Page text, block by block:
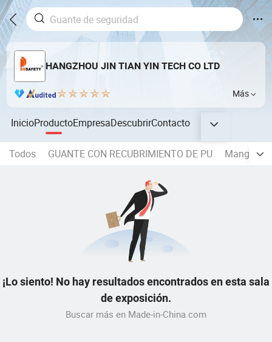
HANGZHOU JIN TIAN YIN TECH CO LTD
Más
InicioProductoEmpresaDescubrirContacto
Todos GUANTE CON RECUBRIMIENTO DE PU Manga
¡Lo siento! No hay resultados encontrados en esta sala
de exposición.
Buscar más en Made-in-China.com